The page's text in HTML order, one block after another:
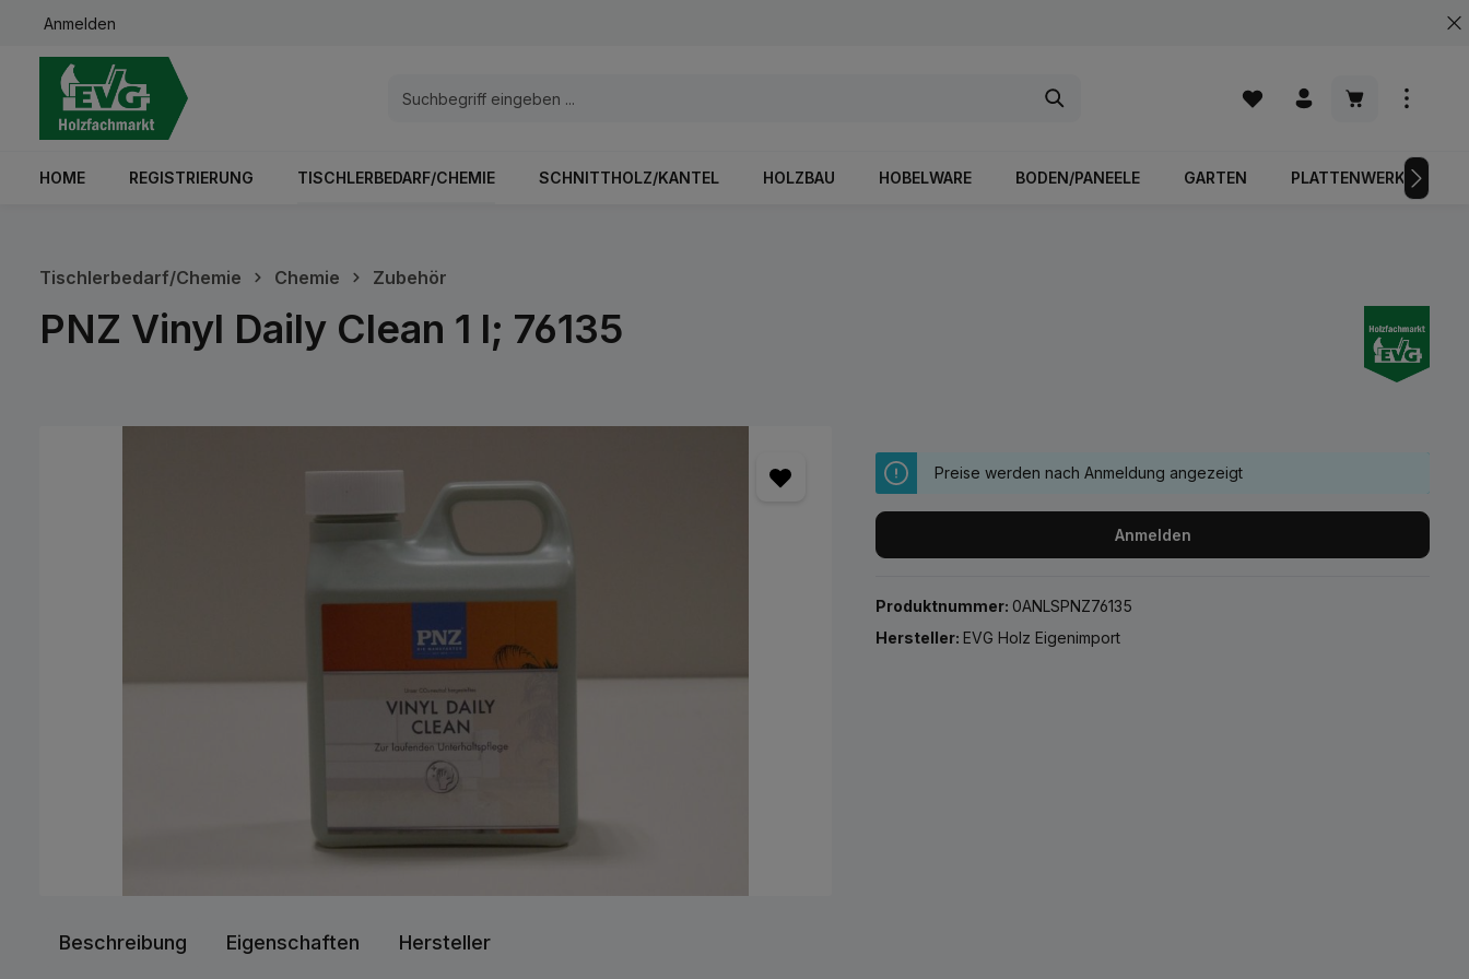
Zur Hauptnavigation springen
Anmelden
Warenkorb
HOME REGISTRIERUNG TISCHLERBEDARF/CHEMIE SCHNITTHOLZ/KANTEL HOLZBAU HOBELWARE BODEN/PANEELE GARTEN PLATTENWERKSTOFFE
Tischlerbedarf/Chemie Chemie Zubehör
PNZ Vinyl Daily Clean 1 l; 76135
Preise werden nach Anmeldung angezeigt
Anmelden
Produktnummer: 0ANLSPNZ76135
Hersteller:EVG Holz Eigenimport
Beschreibung Eigenschaften Hersteller